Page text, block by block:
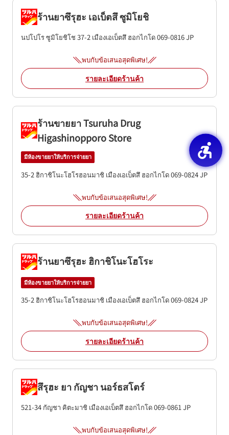
ร้านยาซึรุฮะ เอเบ็ตสึ ซูมิโยชิ
นปโปโร ซูมิโยชิโช 37-2 เมืองเอเบ็ตสึ ฮอกไกโด069-0816JP
พบกับข้อเสนอสุดพิเศษ!
รายละเอียดร้านค้า
ร้านขายยา Tsuruha Drug
Higashinopporo Store
มีห้องขายยาให้บริการจ่ายยา
35-2 ฮิกาชิโนะโฮโรฮอนมาชิ เมืองเอเบ็ตสึ ฮอกไกโด069-0824JP
พบกับข้อเสนอสุดพิเศษ!
รายละเอียดร้านค้า
ร้านยาซึรุฮะ ฮิกาชิโนะโฮโระ
มีห้องขายยาให้บริการจ่ายยา
35-2 ฮิกาชิโนะโฮโรฮอนมาชิ เมืองเอเบ็ตสึ ฮอกไกโด069-0824JP
พบกับข้อเสนอสุดพิเศษ!
รายละเอียดร้านค้า
สึรุฮะ ยา กัญชา นอร์ธสโตร์
521-34 กัญชา คิตะมาชิ เมืองเอเบ็ตสึ ฮอกไกโด069-0861JP
พบกับข้อเสนอสุดพิเศษ!